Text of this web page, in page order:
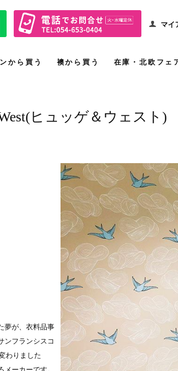
マイ
から買う 襖から買う 在庫・北欧フェ
ヒュッゲ＆ウェスト)
夢が、衣料品事
ンフランシスコ
わりました